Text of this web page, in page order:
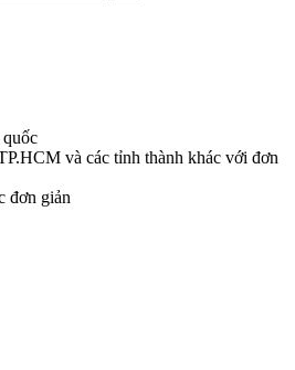
quốc
và các tỉnh thành khác với đơn
đơn giản